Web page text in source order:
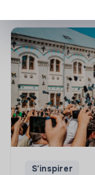
S'inspirer